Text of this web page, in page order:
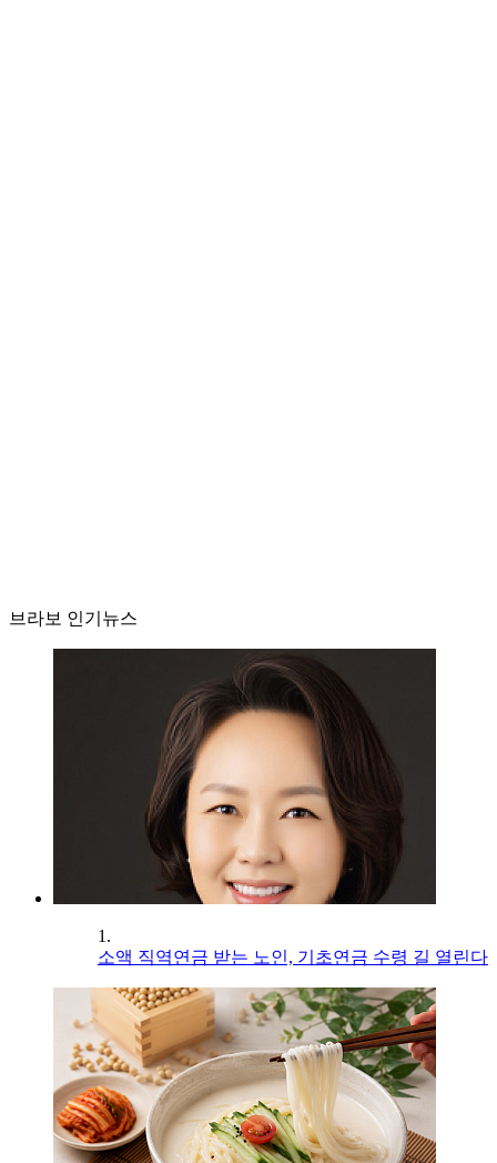
브라보 인기뉴스
1.
소액 직역연금 받는 노인, 기초연금 수령 길 열린다